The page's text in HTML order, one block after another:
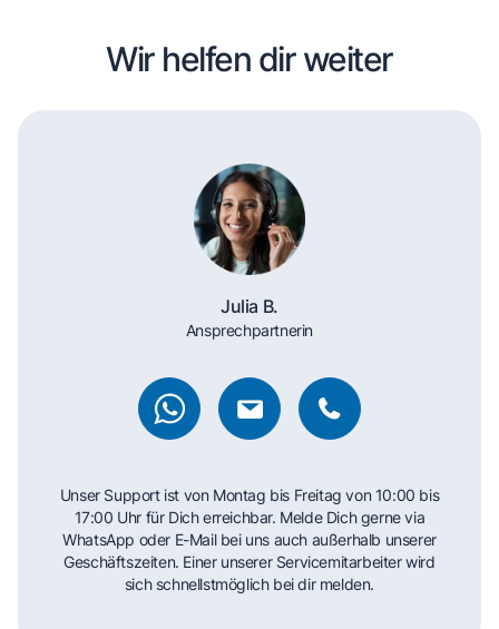
Wir helfen dir weiter
Julia B.
Ansprechpartnerin
Unser Support ist von Montag bis Freitag von 10:00 bis
17:00 Uhr für Dich erreichbar. Melde Dich gerne via
WhatsApp oder E-Mail bei uns auch außerhalb unserer
Geschäftszeiten. Einer unserer Servicemitarbeiter wird
sich schnellstmöglich bei dir melden.